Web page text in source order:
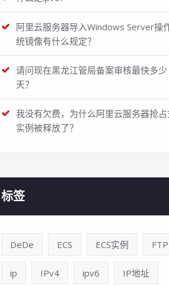
阿里云服务器导入Windows Server操
统镜像有什么规定？
请问现在黑龙江管局备案审核最快多少
天？
我没有欠费，为什么阿里云服务器抢
实例被释放了？
标签
DeDe ECS ECS实例 FTP
ip IPv4 ipv6 IP地址